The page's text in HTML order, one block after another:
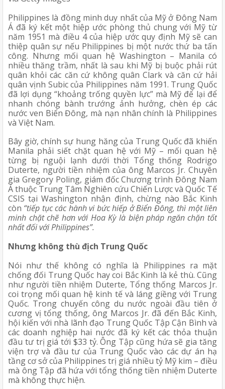
Philippines là đồng minh duy nhất của Mỹ ở Đông Nam
Á đã ký kết một hiệp ước phòng thủ chung với Mỹ từ
năm 1951 mà điều 4 của hiệp ước quy định Mỹ sẽ can
thiệp quân sự nếu Philippines bị một nước thứ ba tấn
công. Nhưng mối quan hệ Washington – Manila có
nhiều thăng trầm, nhất là sau khi Mỹ bị buộc phải rút
quân khỏi các căn cứ không quân Clark và căn cứ hải
quân vịnh Subic của Philippines năm 1991. Trung Quốc
đã lợi dụng “khoảng trống quyền lực” mà Mỹ để lại để
nhanh chóng bành trướng ảnh hưởng, chèn ép các
nước ven Biển Đông, mà nạn nhân chính là Philippines
và Việt Nam.
Bây giờ, chính sự hung hăng của Trung Quốc đã khiến
Manila phải siết chặt quan hệ với Mỹ – mối quan hệ
từng bị nguội lạnh dưới thời Tổng thống Rodrigo
Duterte, người tiền nhiệm của ông Marcos Jr. Chuyên
gia Gregory Poling, giám đốc Chương trình Đông Nam
Á thuộc Trung Tâm Nghiên cứu Chiến Lược và Quốc Tế
CSIS tại Washington nhận định, chừng nào Bắc Kinh
còn “tiếp tục các hành vi bức hiếp ở Biển Đông, thì một liên
minh chặt chẽ hơn với Hoa Kỳ là biện pháp ngăn chặn tốt
nhất đối với Philippines”.
Nhưng không thù địch Trung Quốc
Nói như thế không có nghĩa là Philippines ra mặt
chống đối Trung Quốc hay coi Bắc Kinh là kẻ thù. Cũng
như người tiền nhiệm Duterte, Tổng thống Marcos Jr.
coi trọng mối quan hệ kinh tế và láng giềng với Trung
Quốc. Trong chuyến công du nước ngoài đầu tiên ở
cương vị tổng thống, ông Marcos Jr. đã đến Bắc Kinh,
hội kiến với nhà lãnh đạo Trung Quốc Tập Cận Bình và
các doanh nghiệp hai nước đã ký kết các thỏa thuận
đầu tư trị giá tới $33 tỷ. Ông Tập cũng hứa sẽ gia tăng
viện trợ và đầu tư của Trung Quốc vào các dự án hạ
tầng cơ sở của Philippines trị giá nhiều tỷ Mỹ kim – điều
mà ông Tập đã hứa với tổng thống tiền nhiệm Duterte
mà không thực hiện.